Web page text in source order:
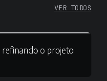
VER TODOS
refinando o projeto